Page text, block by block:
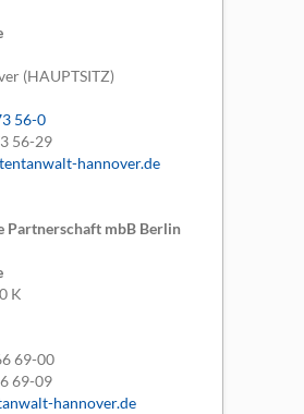
(HAUPTSITZ)
56-0
56-29
hannover.de
Partnerschaft mbB Berlin
K
69-00
69-09
hannover.de